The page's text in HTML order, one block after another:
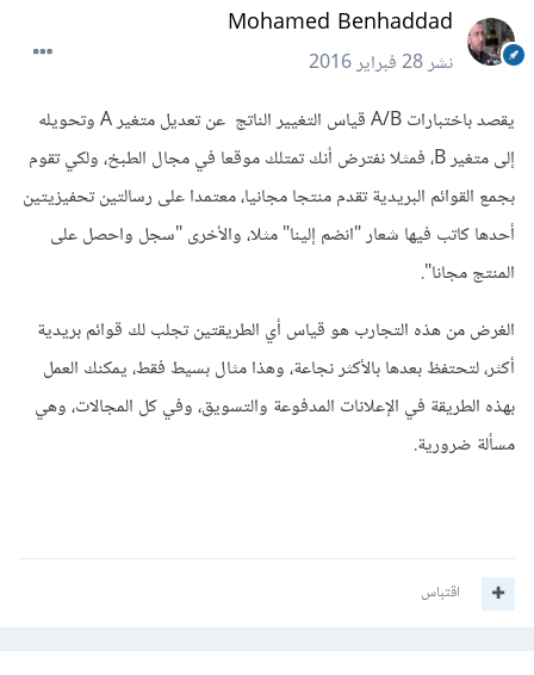
Mohamed Benhaddad
نشر28 فبراير 2016
يقصد باختبارات A/B قياس التغيير الناتج عن تعديل متغير A وتحويله
إلى متغير B، فمثلا نفترض أنك تمتلك موقعا في مجال الطبخ، ولكي تقوم
بجمع القوائم البريدية تقدم منتجا مجانيا، معتمدا على رسالتين تحفيزيتين
أحدها كاتب فيها شعار "انضم إلينا" مثلا، والأخرى "سجل واحصل على
المنتج مجانا".
الغرض من هذه التجارب هو قياس أي الطريقتين تجلب لك قوائم بريدية
أكثر، لتحتفظ بعدها بالأكثر نجاعة، وهذا مثال بسيط فقط، يمكنك العمل
بهذه الطريقة في الإعلانات المدفوعة والتسويق، وفي كل المجالات، وهي
مسألة ضرورية.
اقتباس